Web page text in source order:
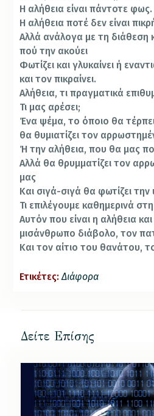
Η αλή­θεια είναι πάντοτε φως.
Η αλή­θεια ποτέ δεν είναι
Αλλά ανάλογα με τη διάθεση
πού την ακούει
Φωτίζει και γλυκαίνει ή
και τον πικραίνει.
Αλήθεια, τι πραγματικά
Τι μας αρέσει;
Ένα ψέμα, το όποιο θα
θα θυμιατίζει τον
Ή την αλήθεια, που θα μας
Αλλά θα θρυμματίζει τον
μας
Και σιγά-σιγά θα φωτίζει
Τι επιλέγουμε καθημερινά
Αυτόν που είναι η αλή­θεια
μισάνθρωπο διάβολο, τον
Και τον αίτιο του θανάτου,
Ετικέτες: Διάφορα
Δείτε Επίσης